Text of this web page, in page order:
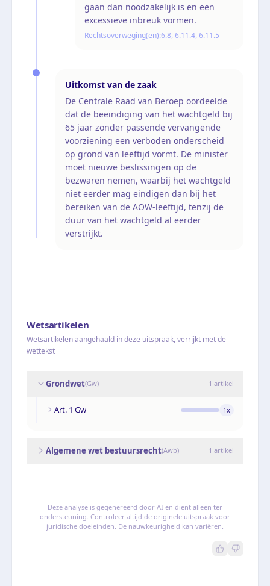
gaan dan noodzakelijk is en een
excessieve inbreuk vormen.
Rechtsoverweging(en):6.8, 6.11.4, 6.11.5
Uitkomst van de zaak
De Centrale Raad van Beroep oordeelde
dat de beëindiging van het wachtgeld bij
65 jaar zonder passende vervangende
voorziening een verboden onderscheid
op grond van leeftijd vormt. De minister
moet nieuwe beslissingen op de
bezwaren nemen, waarbij het wachtgeld
niet eerder mag eindigen dan bij het
bereiken van de AOW-leeftijd, tenzij de
duur van het wachtgeld al eerder
verstrijkt.
Wetsartikelen
Wetsartikelen aangehaald in deze uitspraak, verrijkt met de
wettekst
Grondwet(Gw) 1 artikel
Art. 1 Gw 1x
Algemene wet bestuursrecht(Awb) 1 artikel
Deze analyse is gegenereerd door AI en dient alleen ter
ondersteuning. Controleer altijd de originele uitspraak voor
juridische doeleinden. De nauwkeurigheid kan variëren.